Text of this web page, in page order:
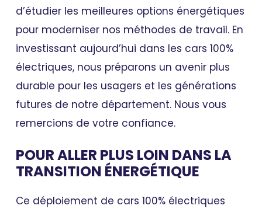
d’étudier les meilleures options énergétiques
pour moderniser nos méthodes de travail. En
investissant aujourd’hui dans les cars 100%
électriques, nous préparons un avenir plus
durable pour les usagers et les générations
futures de notre département. Nous vous
remercions de votre confiance.
POUR ALLER PLUS LOIN DANS LA
TRANSITION ÉNERGÉTIQUE
Ce déploiement de cars 100% électriques